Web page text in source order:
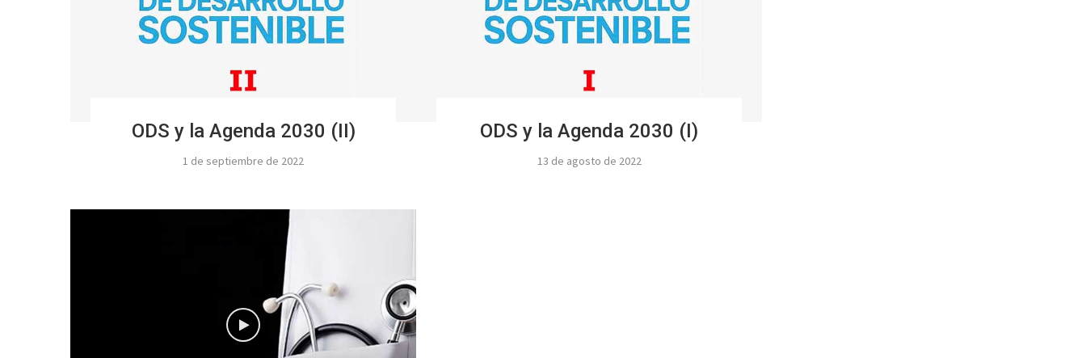
ODS y la Agenda 2030 (II)
1 de septiembre de 2022
ODS y la Agenda 2030 (I)
13 de agosto de 2022